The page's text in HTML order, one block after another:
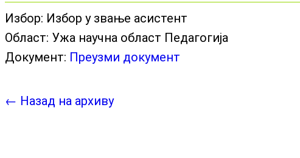
Избор: Избор у звање асистент
Област: Ужа научна област Педагогија
Документ: Преузми документ
← Назад на архиву